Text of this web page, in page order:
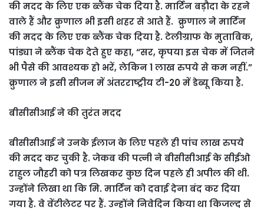
की मदद के लिए एक ब्लैंक चेक दिया है. मार्टिन बड़ौदा के रहने
वाले हैं और क्रुणाल भी इसी शहर से आते हैं. क्रुणाल ने मार्टिन
की मदद के लिए एक ब्लैंक चेक दिया है. टेलीग्राफ के मुताबिक,
पांड्या ने ब्लैंक चेक देते हुए कहा, “सर, कृपया इस चेक में जितने
भी पैसे की आवश्यक हो भरें, लेकिन 1 लाख रुपये से कम नहीं.”
क्रुणाल ने इसी सीजन में अंतरराष्ट्रीय टी-20 में डेब्यू किया है.
बीसीसीआई ने की तुरंत मदद
बीसीसीआई ने उनके ईलाज के लिए पहले ही पांच लाख रुपये
की मदद कर चुकी है. जेकब की पत्नी ने बीसीसीआई के सीईओ
राहुल जौहरी को पत्र लिखकर कुछ दिन पहले ही अपील की थी.
उन्होंने लिखा था कि मि. मार्टिन को दवाई देना बंद कर दिया
गया है. वे वेंटीलेटर पर हैं. उन्होंने निवेदिन किया था किजल्द से